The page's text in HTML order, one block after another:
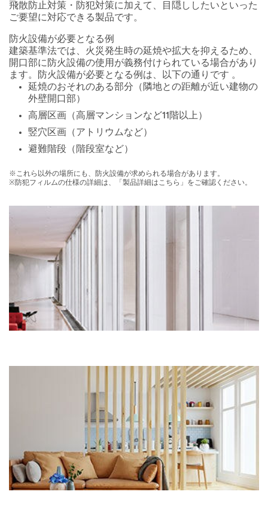
飛散防止対策・防犯対策に加えて、目隠ししたいといった
ご要望に対応できる製品です。
防火設備が必要となる例
建築基準法では、火災発生時の延焼や拡大を抑えるため、
開口部に防火設備の使用が義務付けられている場合があり
ます。防火設備が必要となる例は、以下の通りです 。
延焼のおそれのある部分（隣地との距離が近い建物の
外壁開口部）
高層区画（高層マンションなど11階以上）
竪穴区画（アトリウムなど）
避難階段（階段室など）
※これら以外の場所にも、防火設備が求められる場合があります。
※防犯フィルムの仕様の詳細は、「製品詳細はこちら」をご確認ください。